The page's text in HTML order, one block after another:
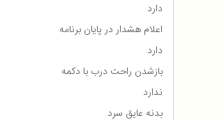
دارد
اعلام هشدار در پایان برنامه
دارد
بازشدن راحت درب با دکمه
ندارد
بدنه عایق سرد